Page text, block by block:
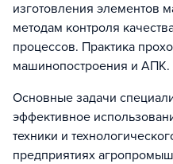
изготовления элементов
методам контроля
процессов. Практика
машинопостроения и АПК.
Основные задачи
эффективное
техники и
предприятиях